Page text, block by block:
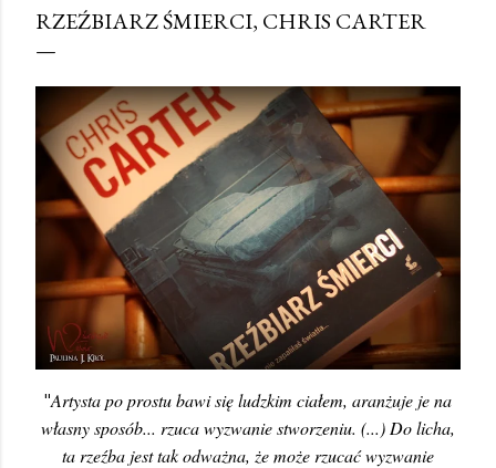
RZEŹBIARZ ŚMIERCI, CHRIS CARTER
"Artysta po prostu bawi się ludzkim ciałem, aranżuje je na
własny sposób... rzuca wyzwanie stworzeniu. (...) Do licha,
ta rzeźba jest tak odważna, że może rzucać wyzwanie